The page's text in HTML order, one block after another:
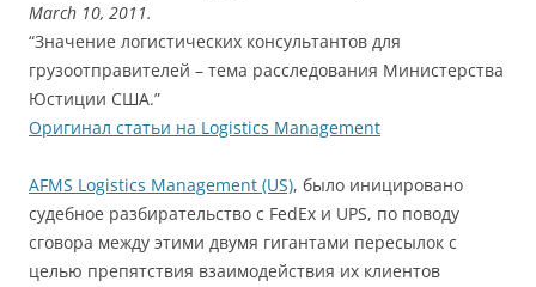
March 10, 2011.
“Значение логистических консультантов для
грузоотправителей – тема расследования Министерства
Юстиции США.”
Оригинал статьи на Logistics Management
AFMS Logistics Management (US), было иницировано
судебное разбирательство с FedEx и UPS, по поводу
сговора между этими двумя гигантами пересылок с
целью препятствия взаимодействия их клиентов